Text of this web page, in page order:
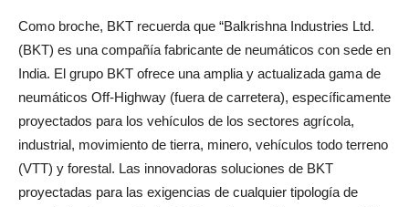
Como broche, BKT recuerda que “Balkrishna Industries Ltd.
(BKT) es una compañía fabricante de neumáticos con sede en
India. El grupo BKT ofrece una amplia y actualizada gama de
neumáticos Off-Highway (fuera de carretera), específicamente
proyectados para los vehículos de los sectores agrícola,
industrial, movimiento de tierra, minero, vehículos todo terreno
(VTT) y forestal. Las innovadoras soluciones de BKT
proyectadas para las exigencias de cualquier tipología de